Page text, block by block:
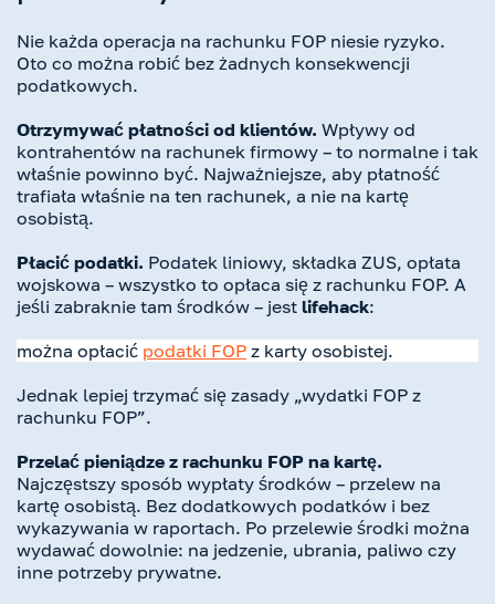
Nie każda operacja na rachunku FOP niesie ryzyko.
Oto co można robić bez żadnych konsekwencji
podatkowych.
Otrzymywać płatności od klientów. Wpływy od
kontrahentów na rachunek firmowy – to normalne i tak
właśnie powinno być. Najważniejsze, aby płatność
trafiała właśnie na ten rachunek, a nie na kartę
osobistą.
Płacić podatki. Podatek liniowy, składka ZUS, opłata
wojskowa – wszystko to opłaca się z rachunku FOP. A
jeśli zabraknie tam środków – jest lifehack:
można opłacić podatki FOP z karty osobistej.
Jednak lepiej trzymać się zasady „wydatki FOP z
rachunku FOP”.
Przelać pieniądze z rachunku FOP na kartę.
Najczęstszy sposób wypłaty środków – przelew na
kartę osobistą. Bez dodatkowych podatków i bez
wykazywania w raportach. Po przelewie środki można
wydawać dowolnie: na jedzenie, ubrania, paliwo czy
inne potrzeby prywatne.